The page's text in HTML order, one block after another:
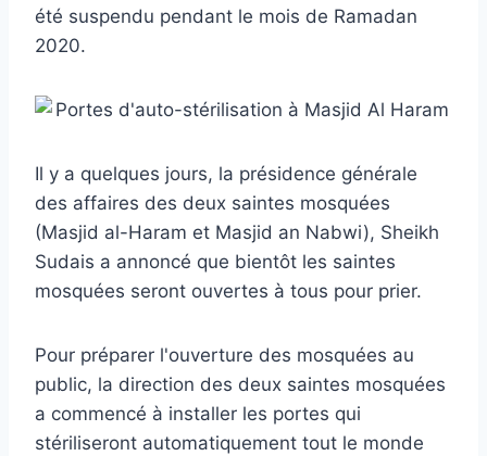
été suspendu pendant le mois de Ramadan
2020.
Il y a quelques jours, la présidence générale
des affaires des deux saintes mosquées
(Masjid al-Haram et Masjid an Nabwi), Sheikh
Sudais a annoncé que bientôt les saintes
mosquées seront ouvertes à tous pour prier.
Pour préparer l'ouverture des mosquées au
public, la direction des deux saintes mosquées
a commencé à installer les portes qui
stériliseront automatiquement tout le monde